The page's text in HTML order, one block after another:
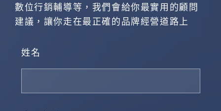
數位行銷輔導等，我們會給你最實用的顧問
建議，讓你走在最正確的品牌經營道路上
姓名